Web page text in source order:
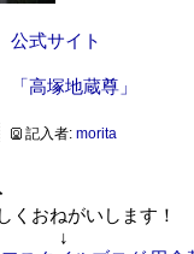
式サイト
高塚地蔵尊」
記入者: morita
おねがいします！